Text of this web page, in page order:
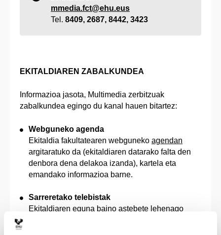
mmedia.fct@ehu.eus
Tel. 8409, 2687, 8442, 3423
EKITALDIAREN ZABALKUNDEA
Informazioa jasota, Multimedia zerbitzuak
zabalkundea egingo du kanal hauen bitartez:
Webguneko agenda
Ekitaldia fakultatearen webguneko agendan
argitaratuko da (ekitaldiaren datarako falta den
denbora dena delakoa izanda), kartela eta
emandako informazioa barne.
Sarreretako telebistak
Ekitaldiaren eguna baino astebete lehenago